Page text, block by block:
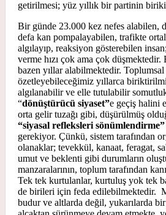
getirilmesi; yüz yıllık bir partinin
Bir günde 23.000 kez nefes alabilen,
defa kan pompalayabilen, trafikte
algılayıp, reaksiyon gösterebilen
verme hızı çok ama çok
bazen yıllar alabilmektedir.
özetleyebileceğimiz yıllarca
algılanabilir ve elle tutulabilir
“dönüştürücü siyaset”e geçiş halini
orta gelir tuzağı gibi, düşürülmüş
“siyasal refleksleri sönümlendirme”
gerekiyor. Çünkü, sistem tarafından
olanaklar; tevekkül, kanaat, feragat,
umut ve beklenti gibi durumların
manzaralarının, toplum tarafından
Tek tek kurtulanlar, kurtuluş yok tek
de birileri için feda edilebilmektedir.
budur ve altlarda değil, yukarılarda